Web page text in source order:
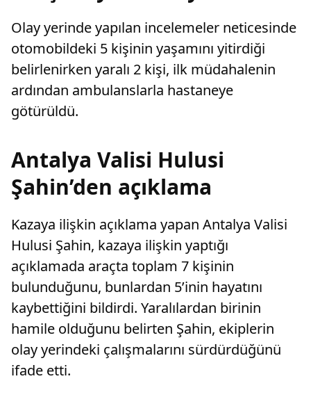
Olay yerinde yapılan incelemeler neticesinde
otomobildeki 5 kişinin yaşamını yitirdiği
belirlenirken yaralı 2 kişi, ilk müdahalenin
ardından ambulanslarla hastaneye
götürüldü.
Antalya Valisi Hulusi
Şahin’den açıklama
Kazaya ilişkin açıklama yapan Antalya Valisi
Hulusi Şahin, kazaya ilişkin yaptığı
açıklamada araçta toplam 7 kişinin
bulunduğunu, bunlardan 5’inin hayatını
kaybettiğini bildirdi. Yaralılardan birinin
hamile olduğunu belirten Şahin, ekiplerin
olay yerindeki çalışmalarını sürdürdüğünü
ifade etti.